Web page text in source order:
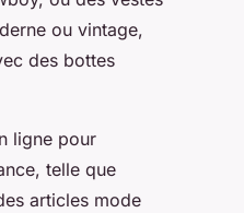
ou vintage,
des bottes
ligne pour
telle que
articles mode